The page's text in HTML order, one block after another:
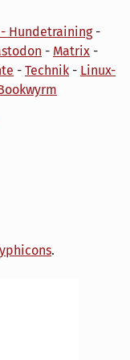
Hundetraining-
- Matrix -
- Technik - Linux-
.